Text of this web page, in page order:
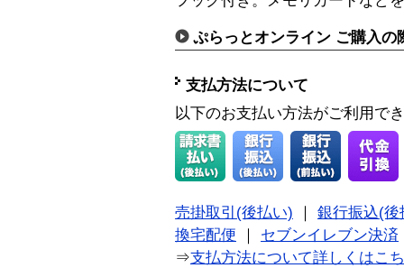
ぷらっとオンライン ご購入の
支払方法について
以下のお支払い方法がご利用で
売掛取引(後払い)
銀行振込(後
換宅配便
セブンイレブン決済
⇒支払方法について詳しくはこ